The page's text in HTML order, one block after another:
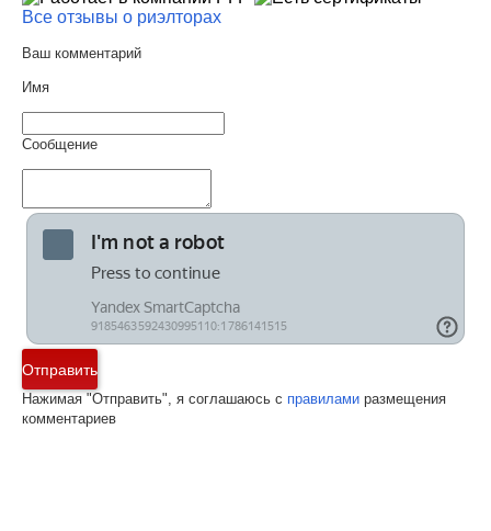
Все отзывы о риэлторах
Ваш комментарий
Имя
Сообщение
Отправить
Нажимая "Отправить", я соглашаюсь с правилами размещения
комментариев